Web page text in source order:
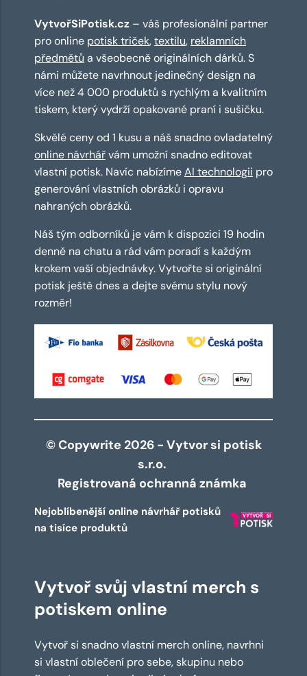
VytvořSiPotisk.cz – váš profesionální partner
pro online potisk triček,textilu, reklamních
předmětů a všeobecně originálních dárků. S
námi můžete navrhnout jedinečný design na
více než 4 000 produktů s rychlým a kvalitním
tiskem, který vydrží opakované praní i sušičku.
Skvělé ceny od 1 kusu a náš snadno ovladatelný
online návrhářvám umožní snadno editovat
vlastní potisk. Navíc nabízímeAI technologii pro
generování vlastních obrázků i opravu
nahraných obrázků.
Náš tým odborníků je vám k dispozici 19 hodin
denně na chatu a rád vám poradí s každým
krokem vaší objednávky. Vytvořte si originální
potisk ještě dnes a dejte svému stylu nový
rozměr!
© Copywrite 2026 - Vytvor si potisk
s.r.o.
Registrovaná ochranná známka
Nejoblíbenější online návrhář potisků
na tisíce produktů
Vytvoř svůj vlastní merch s
potiskem online
Vytvoř si snadno vlastní merch online, navrhni
si vlastní oblečení pro sebe, skupinu nebo